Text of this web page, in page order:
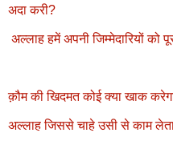
अदा करी?
अल्लाह हमें अपनी जिम्मेदारियों को
क़ौम की खिदमत कोई क्या खाक
अल्लाह जिससे चाहे उसी से काम